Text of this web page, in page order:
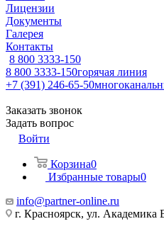
Лицензии
Документы
Галерея
Контакты
8 800 3333-150
8 800 3333-150горячая линия
+7 (391) 246-65-50
Заказать звонок
Задать вопрос
Войти
Корзина0
Избранные товары0
info@partner-online.ru
г. Красноярск, ул. Академика